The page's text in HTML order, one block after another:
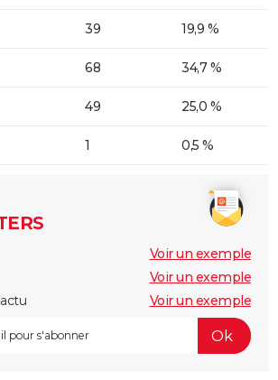
39 19,9 %
68 34,7 %
49 25,0 %
1 0,5 %
Voir un exemple
Voir un exemple
Voir un exemple